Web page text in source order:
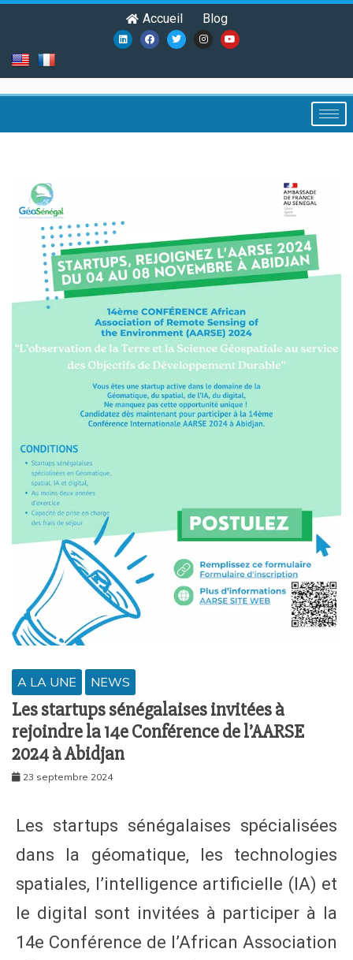
Accueil Blog
A LA UNE NEWS
Les startups sénégalaises invitées à
rejoindre la 14e Conférence de l’AARSE
2024 à Abidjan
23 septembre 2024
Les startups sénégalaises spécialisées
dans la géomatique, les technologies
spatiales, l’intelligence artificielle (IA) et
le digital sont invitées à participer à la
14e Conférence de l’African Association